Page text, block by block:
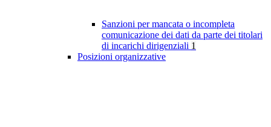
Sanzioni per mancata o incompleta
comunicazione dei dati da parte dei titolari
di incarichi dirigenziali 1
Posizioni organizzative